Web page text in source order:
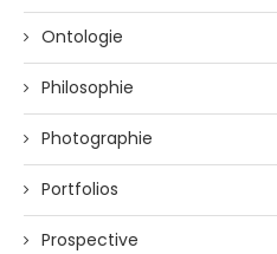
Ontologie
Philosophie
Photographie
Portfolios
Prospective